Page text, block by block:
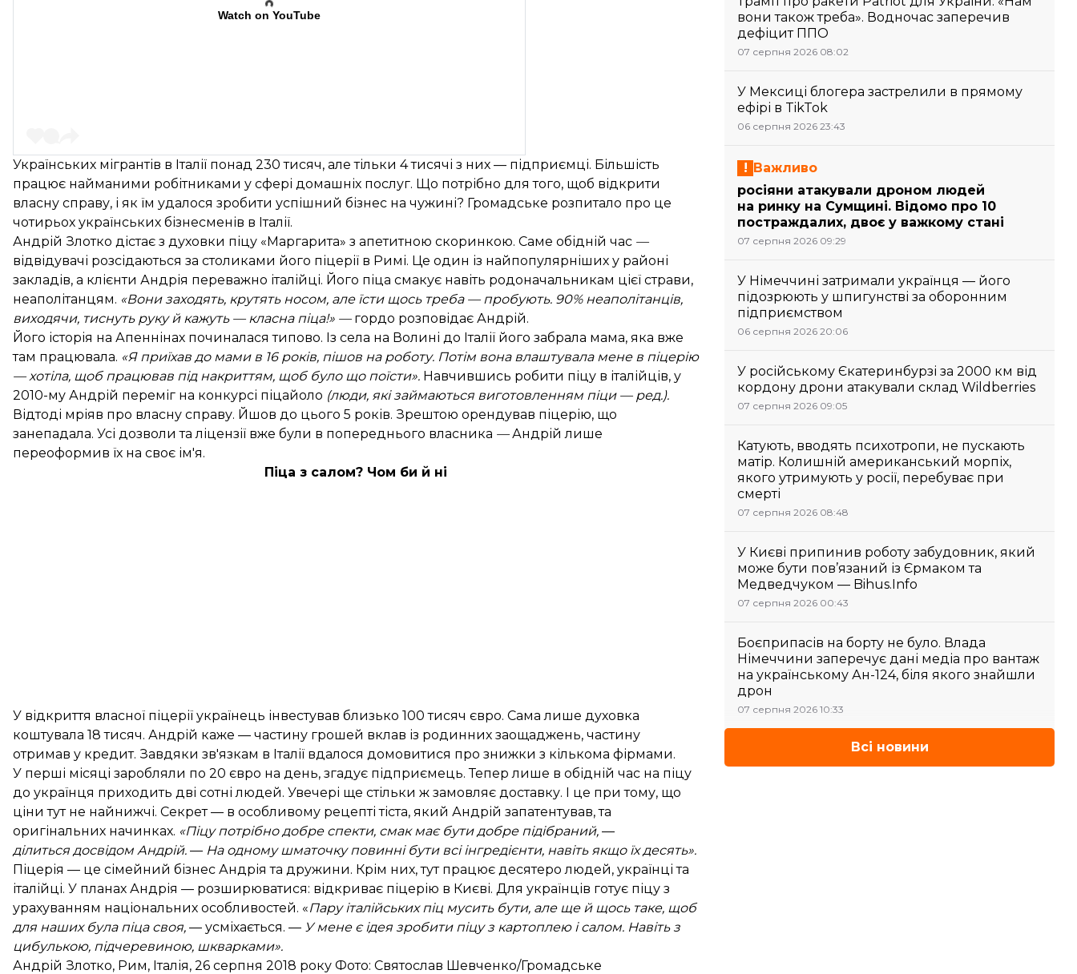
Watch on YouTube
Українських мігрантів в Італії понад 230 тисяч, але тільки 4 тисячі з них — підприємці. Більшість
працює найманими робітниками у сфері домашніх послуг. Що потрібно для того, щоб відкрити
власну справу, і як їм удалося зробити успішний бізнес на чужині? Громадське розпитало про це
чотирьох українських бізнесменів в Італії.
Андрій Злотко дістає з духовки піцу «Маргарита» з апетитною скоринкою. Саме обідній час —
відвідувачі розсідаються за столиками його піцерії в Римі. Це один із найпопулярніших у районі
закладів, а клієнти Андрія переважно італійці. Його піца смакує навіть родоначальникам цієї страви,
неаполітанцям. «Вони заходять, крутять носом, але їсти щось треба — пробують. 90% неаполітанців,
виходячи, тиснуть руку й кажуть — класна піца!» —гордо розповідає Андрій.
Його історія на Апеннінах починалася типово. Із села на Волині до Італії його забрала мама, яка вже
там працювала. «Я приїхав до мами в 16 років, пішов на роботу. Потім вона влаштувала мене в піцерію
— хотіла, щоб працював під накриттям, щоб було що поїсти». Навчившись робити піцу в італійців, у
2010-му Андрій переміг на конкурсі піцайоло (люди, які займаються виготовленням піци — ред.).
Відтоді мріяв про власну справу. Йшов до цього 5 років. Зрештою орендував піцерію, що
занепадала. Усі дозволи та ліцензії вже були в попереднього власника —Андрій лише
переоформив їх на своє ім'я.
Піца з салом? Чом би й ні
У відкриття власної піцерії українець інвестував близько 100 тисяч євро. Сама лише духовка
коштувала 18 тисяч. Андрій каже — частину грошей вклав із родинних заощаджень, частину
отримав у кредит. Завдяки зв'язкам в Італії вдалося домовитися про знижки з кількома фірмами.
У перші місяці заробляли по 20 євро на день, згадує підприємець. Тепер лише в обідній час на піцу
до українця приходить дві сотні людей. Увечері ще стільки ж замовляє доставку. І це при тому, що
ціни тут не найнижчі. Секрет — в особливому рецепті тіста, який Андрій запатентував, та
оригінальних начинках. «Піцу потрібно добре спекти, смак має бути добре підібраний, —
ділиться досвідом Андрій. — На одному шматочку повинні бути всі інгредієнти, навіть якщо їх десять».
Піцерія — це сімейний бізнес Андрія та дружини. Крім них, тут працює десятеро людей, українці та
італійці. У планах Андрія — розширюватися: відкриває піцерію в Києві. Для українців готує піцу з
урахуванням національних особливостей. «Пару італійських піц мусить бути, але ще й щось таке, щоб
для наших була піца своя, — усміхається. — У мене є ідея зробити піцу з картоплею і салом. Навіть з
цибулькою, підчеревиною, шкварками».
Андрій Злотко, Рим, Італія, 26 серпня 2018 року Фото: Святослав Шевченко/Громадське
вони також треба». Водночас заперечив
дефіцит ППО
07 серпня 2026 08:02
У Мексиці блогера застрелили в прямому
ефірі в TikTok
06 серпня 2026 23:43
Важливо
росіяни атакували дроном людей
на ринку на Сумщині. Відомо про 10
постраждалих, двоє у важкому стані
07 серпня 2026 09:29
У Німеччині затримали українця — його
підозрюють у шпигунстві за оборонним
підприємством
06 серпня 2026 20:06
У російському Єкатеринбурзі за 2000 км від
кордону дрони атакували склад Wildberries
07 серпня 2026 09:05
Катують, вводять психотропи, не пускають
матір. Колишній американський морпіх,
якого утримують у росії, перебуває при
смерті
07 серпня 2026 08:48
У Києві припинив роботу забудовник, який
може бути пов’язаний із Єрмаком та
Медведчуком — Bihus.Info
07 серпня 2026 00:43
Боєприпасів на борту не було. Влада
Німеччини заперечує дані медіа про вантаж
на українському Ан-124, біля якого знайшли
дрон
07 серпня 2026 10:33
Всі новини